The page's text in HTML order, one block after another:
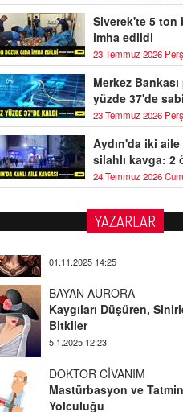
Siverek'te 5 ton
imha edildi
23 Temmuz 2026
Merkez
yüzde 37'de
23 Temmuz 2026
Aydın'da iki aile
silahlı kavga: 2
24 Temmuz 2026
YAZARLAR
BAYAN AURORA
Bitkiler
5.1.2025 12:23
DOKTOR CİVANIM
Yolculuğu
13.11.2024 22:51